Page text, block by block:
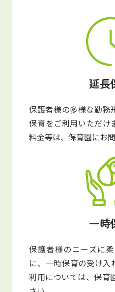
保育園に関するお問い合わせ
プライバシーポリシー
サイトマップ ニチ
延長
保護者様の多様な勤務
保育をご利用いただけ
料金等は、保育園にお
一時
保護者様のニーズに
に、一時保育の受け入
利用については、保育